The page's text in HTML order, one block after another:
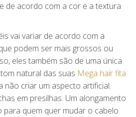
de acordo com a cor e a textura
vai variar de acordo com a
podem ser mais grossos ou
eles também são de uma única
natural das suas Mega hair fita
não criar um aspecto artificial.
em presilhas. Um alongamento
para quem quer mudar o cabelo